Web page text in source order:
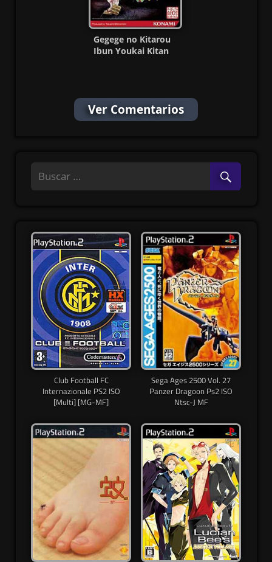
Gegege no Kitarou
Ibun Youkai Kitan
Ver Comentarios
Club Football FC
Internazionale PS2 ISO
[Multi] [MG-MF]
Sega Ages 2500 Vol. 27
Panzer Dragoon Ps2 ISO
Ntsc-J MF